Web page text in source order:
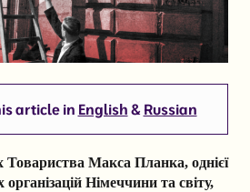
article in English & Russian
Товариства Макса Планка, однієї
Німеччини та світу,